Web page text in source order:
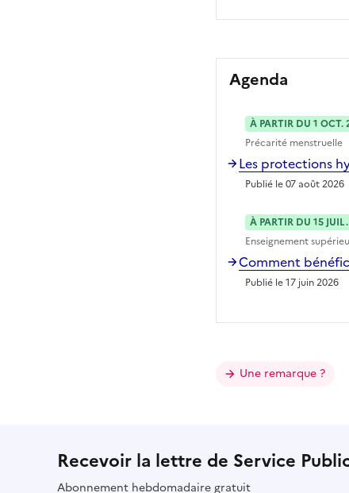
Agenda
À PARTIR DU 1 OCT.
Précarité menstruelle
Les protections
Publié le 07 août 2026
À PARTIR DU 15
Enseignement
Comment
Publié le 17 juin 2026
Une remarque ?
Recevoir la lettre de Service
Abonnement hebdomadaire gratuit